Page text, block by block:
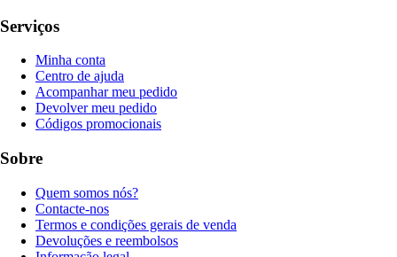
Serviços
Minha conta
Centro de ajuda
Acompanhar meu pedido
Devolver meu pedido
Códigos promocionais
Sobre
Quem somos nós?
Contacte-nos
Termos e condições gerais de venda
Devoluções e reembolsos